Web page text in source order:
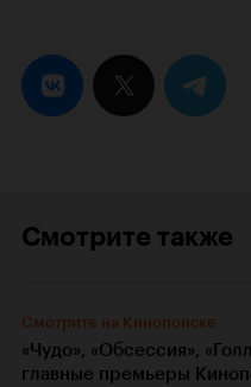
Смотрите также
Смотрите на Кинопоиске
«Чудо», «Обсессия»,
главные премьеры